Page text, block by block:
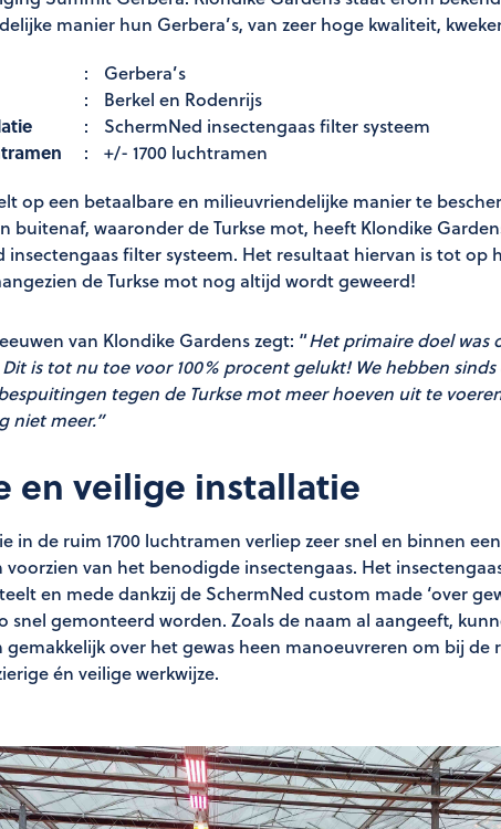
manier hun Gerbera’s, van zeer hoge kwaliteit,
:
Gerbera’s
:
Berkel en Rodenrijs
:
SchermNed insectengaas filter systeem
:
+/- 1700 luchtramen
op een betaalbare en milieuvriendelijke manier te
buitenaf, waaronder de Turkse mot, heeft Klondike
insectengaas filter systeem. Het resultaat hiervan is tot op
de Turkse mot nog altijd wordt geweerd!
van Klondike Gardens zegt: “Het primaire doel was
is tot nu toe voor 100% procent gelukt! We hebben
tegen de Turkse mot meer hoeven uit te
niet meer.”
en veilige installatie
in de ruim 1700 luchtramen verliep zeer snel en binnen
van het benodigde insectengaas. Het
en mede dankzij de SchermNed custom made ‘over
snel gemonteerd worden. Zoals de naam al aangeeft,
gemakkelijk over het gewas heen manoeuvreren om bij de
én veilige werkwijze.